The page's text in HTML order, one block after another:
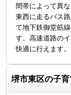
間帯によって異
東西に走るバス
て地下鉄御堂筋
す。高速道路の
快適に行えます。
堺市東区の子